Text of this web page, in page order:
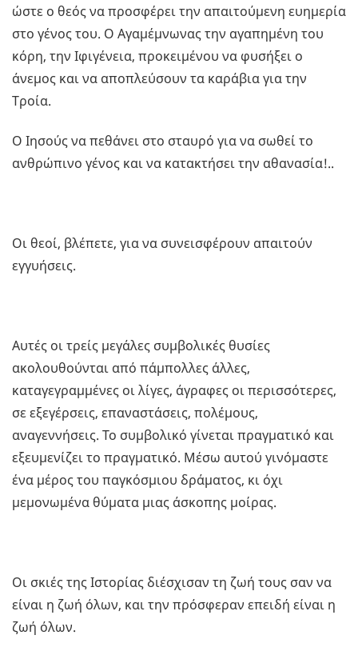
ώστε ο θεός να προσφέρει την απαιτούμενη ευημερία
στο γένος του. Ο Αγαμέμνωνας την αγαπημένη του
κόρη, την Ιφιγένεια, προκειμένου να φυσήξει ο
άνεμος και να αποπλεύσουν τα καράβια για την
Τροία.
Ο Ιησούς να πεθάνει στο σταυρό για να σωθεί το
ανθρώπινο γένος και να κατακτήσει την αθανασία!..
Οι θεοί, βλέπετε, για να συνεισφέρουν απαιτούν
εγγυήσεις.
Αυτές οι τρείς μεγάλες συμβολικές θυσίες
ακολουθούνται από πάμπολλες άλλες,
καταγεγραμμένες οι λίγες, άγραφες οι περισσότερες,
σε εξεγέρσεις, επαναστάσεις, πολέμους,
αναγεννήσεις. Το συμβολικό γίνεται πραγματικό και
εξευμενίζει το πραγματικό. Μέσω αυτού γινόμαστε
ένα μέρος του παγκόσμιου δράματος, κι όχι
μεμονωμένα θύματα μιας άσκοπης μοίρας.
Οι σκιές της Ιστορίας διέσχισαν τη ζωή τους σαν να
είναι η ζωή όλων, και την πρόσφεραν επειδή είναι η
ζωή όλων.